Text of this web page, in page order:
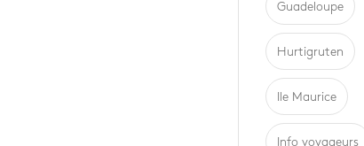
Guadeloupe
Hurtigruten
Ile Maurice
Info voyageurs